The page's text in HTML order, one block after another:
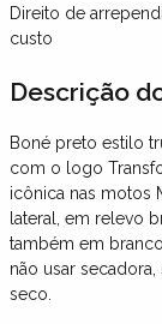
Direito de
custo
Descrição
Boné preto estilo
com o logo
icônica nas motos
lateral, em relevo
também em
não usar
seco.